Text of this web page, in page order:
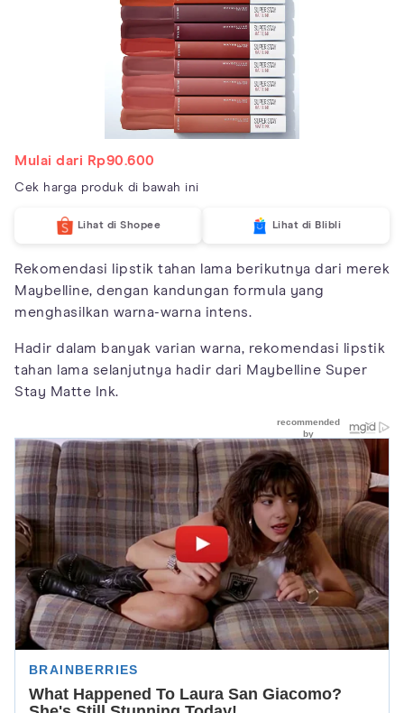
Mulai dari Rp90.600
Cek harga produk di bawah ini
Lihat di Shopee Lihat di Blibli
Rekomendasi lipstik tahan lama berikutnya dari merek
Maybelline, dengan kandungan formula yang
menghasilkan warna-warna intens.
Hadir dalam banyak varian warna, rekomendasi lipstik
tahan lama selanjutnya hadir dari Maybelline Super
Stay Matte Ink.